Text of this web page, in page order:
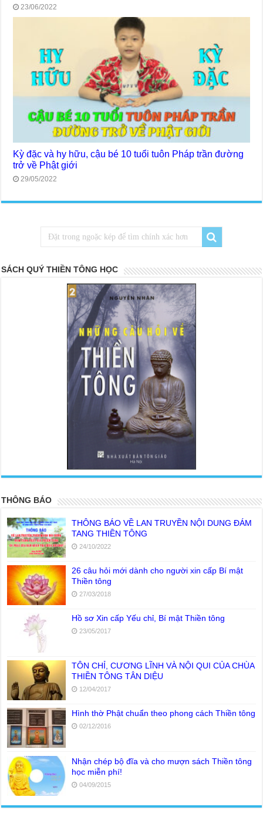
23/06/2022
Kỳ đặc và hy hữu, cậu bé 10 tuổi tuôn Pháp trần đường
trở về Phật giới
29/05/2022
SÁCH QUÝ THIỀN TÔNG HỌC
THÔNG BÁO
THÔNG BÁO VỀ LAN TRUYỀN NỘI DUNG ĐÁM
TANG THIỀN TÔNG
24/10/2022
26 câu hỏi mới dành cho người xin cấp Bí mật
Thiền tông
27/03/2018
Hồ sơ Xin cấp Yếu chỉ, Bí mật Thiền tông
23/05/2017
TÔN CHỈ, CƯƠNG LĨNH VÀ NỘI QUI CỦA CHÙA
THIỀN TÔNG TÂN DIỆU
12/04/2017
Hình thờ Phật chuẩn theo phong cách Thiền tông
02/12/2016
Nhận chép bộ đĩa và cho mượn sách Thiền tông
học miễn phí!
04/09/2015